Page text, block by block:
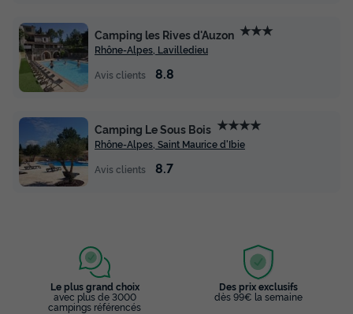
Camping les Rives d'Auzon ★★★
Rhône-Alpes, Lavilledieu
Avis clients
8.8
Camping Le Sous Bois ★★★★
Rhône-Alpes, Saint Maurice d'Ibie
Avis clients
8.7
Le plus grand choix
avec plus de 3000
campings référencés
Des prix exclusifs
dès 99€ la semaine